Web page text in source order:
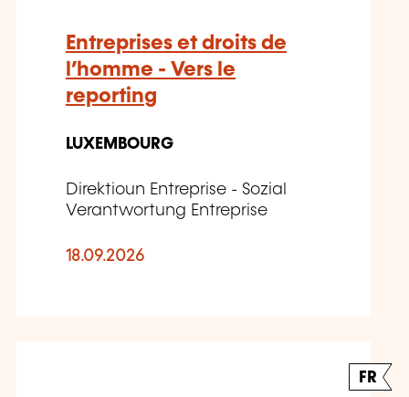
Entreprises et droits de
l’homme - Vers le
reporting
LUXEMBOURG
Direktioun Entreprise - Sozial
Verantwortung Entreprise
18.09.2026
FR